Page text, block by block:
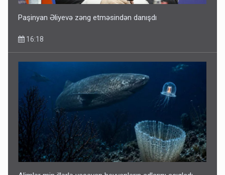
Paşinyan Əliyevə zəng etməsindən danışdı
16:18